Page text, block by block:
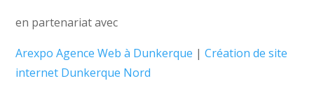
en partenariat avec
Arexpo Agence Web à Dunkerque |Création de site
internet Dunkerque Nord